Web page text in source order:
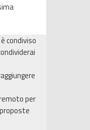
condiviso
per